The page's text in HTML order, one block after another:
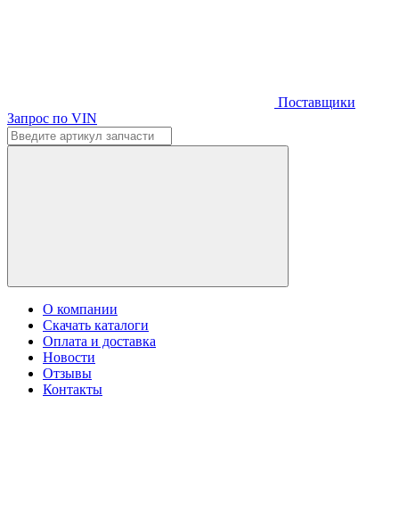
Поставщики
Запрос по VIN
О компании
Скачать каталоги
Оплата и доставка
Новости
Отзывы
Контакты